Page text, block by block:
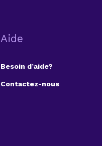
Aide
Besoin d’aide?
Contactez-nous